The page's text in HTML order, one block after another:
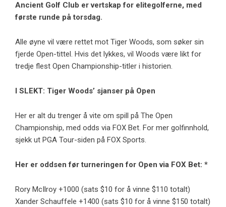
Ancient Golf Club er vertskap for elitegolferne, med
første runde på torsdag.
Alle øyne vil være rettet mot Tiger Woods, som søker sin
fjerde Open-tittel. Hvis det lykkes, vil Woods være likt for
tredje flest Open Championship-titler i historien.
I SLEKT: Tiger Woods’ sjanser på Open
Her er alt du trenger å vite om spill på The Open
Championship, med odds via FOX Bet. For mer golfinnhold,
sjekk ut PGA Tour-siden på FOX Sports.
Her er oddsen før turneringen for Open via FOX Bet: *
Rory McIlroy +1000 (sats $10 for å vinne $110 totalt)
Xander Schauffele +1400 (sats $10 for å vinne $150 totalt)